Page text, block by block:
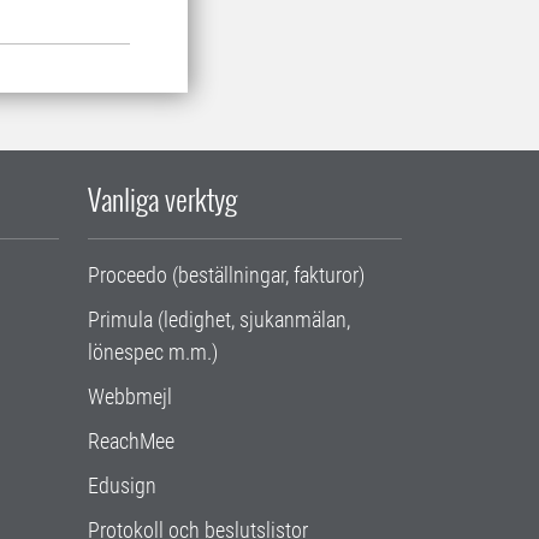
Vanliga verktyg
Proceedo (beställningar, fakturor)
Primula (ledighet, sjukanmälan,
lönespec m.m.)
Webbmejl
ReachMee
Edusign
Protokoll och beslutslistor